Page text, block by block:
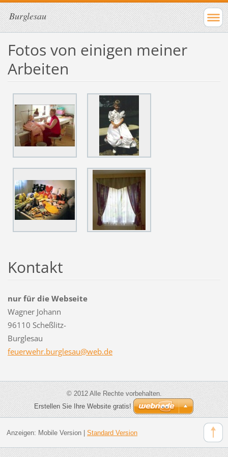
Burglesau
Fotos von einigen meiner
Arbeiten
Kontakt
nur für die Webseite
Wagner Johann
96110 Scheßlitz-
Burglesau
feuerwehr.burglesau@web.de
© 2012 Alle Rechte vorbehalten.
Erstellen Sie Ihre Website gratis!
Anzeigen: Mobile Version| Standard Version